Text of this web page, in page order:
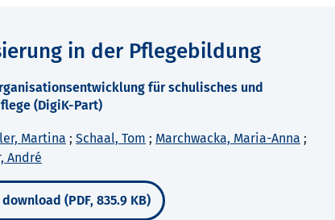
in der Pflegebildung
für schulisches und
(DigiK-Part)
Martina ; Schaal, Tom ; Marchwacka, Maria-Anna ;
André
download (PDF, 835.9 KB)